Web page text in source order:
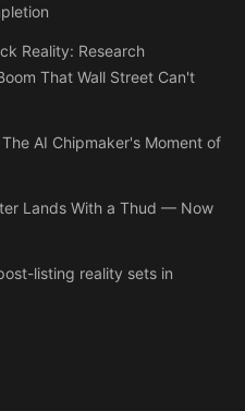
Reality: Research
That Wall Street Can't
AI Chipmaker's Moment of
Lands With a Thud — Now
listing reality sets in